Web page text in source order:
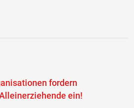
fordern
ein!